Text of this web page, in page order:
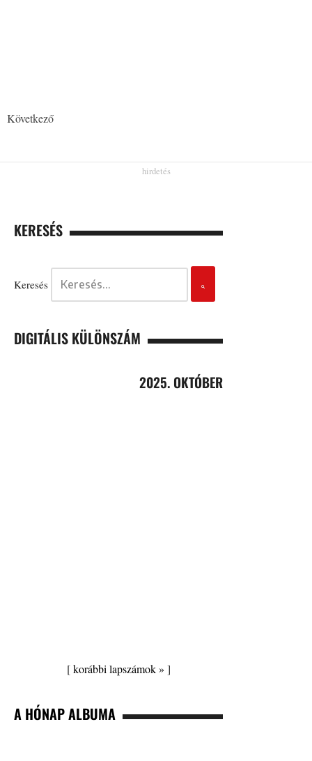
Következő
KERESÉS
Keresés
DIGITÁLIS KÜLÖNSZÁM
2025. OKTÓBER
[korábbi lapszámok » ]
A HÓNAP ALBUMA